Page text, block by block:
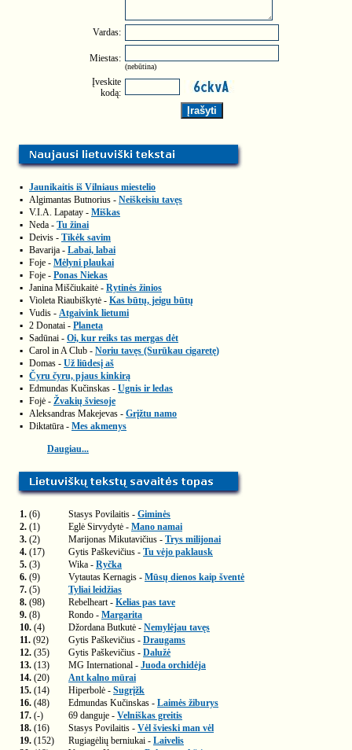
Vardas:
Miestas:
(nebūtina)
Įveskite
kodą:
▪ Jaunikaitis iš Vilniaus miestelio
▪ Algimantas Butnorius - Neiškeisiu tavęs
▪ V.I.A. Lapatay - Miškas
▪ Neda - Tu žinai
▪ Deivis - Tikėk savim
▪ Bavarija - Labai, labai
▪ Foje - Mėlyni plaukai
▪ Foje - Ponas Niekas
▪ Janina Miščiukaitė - Rytinės žinios
▪ Violeta Riaubiškytė - Kas būtų, jeigu būtų
▪ Vudis - Atgaivink lietumi
▪ 2 Donatai - Planeta
▪ Sadūnai - Oi, kur reiks tas mergas dėt
▪ Carol in A Club - Noriu tavęs (Surūkau cigaretę)
▪ Domas - Už liūdesį aš
▪ Čyru čyru, pjaus kinkirą
▪ Edmundas Kučinskas - Ugnis ir ledas
▪ Fojė - Žvakių šviesoje
▪ Aleksandras Makejevas - Grįžtu namo
▪ Diktatūra - Mes akmenys
Daugiau...
1. (6) Stasys Povilaitis - Giminės
2. (1) Eglė Sirvydytė - Mano namai
3. (2) Marijonas Mikutavičius - Trys milijonai
4. (17) Gytis Paškevičius - Tu vėjo paklausk
5. (3) Wika - Ryčka
6. (9) Vytautas Kernagis - Mūsų dienos kaip šventė
7. (5)
Tyliai leidžias
8. (98) Rebelheart - Kelias pas tave
9. (8) Rondo - Margarita
10. (4) Džordana Butkutė - Nemylėjau tavęs
11. (92) Gytis Paškevičius - Draugams
12. (35) Gytis Paškevičius - Dalužė
13. (13) MG International - Juoda orchidėja
14. (20)
Ant kalno mūrai
15. (14) Hiperbolė - Sugrįžk
16. (48) Edmundas Kučinskas - Laimės žiburys
17. (-) 69 danguje - Velniškas greitis
18. (16) Stasys Povilaitis - Vėl švieski man vėl
19. (152) Rugiagėlių berniukai - Laivelis